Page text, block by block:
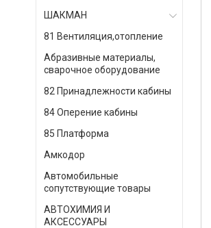
ШАКМАН
81 Вентиляция,отопление
Абразивные материалы,
сварочное оборудование
82 Принадлежности кабины
84 Оперение кабины
85 Платформа
Амкодор
Автомобильные
сопутствующие товары
АВТОХИМИЯ И
АКСЕССУАРЫ
Винт М8-6gх30 гасителя
крутильных колебаний
привода ТНВД ЕВРО-4 (1111-
870353-309 ЗС
в наличии
27,00 Р
В корзину